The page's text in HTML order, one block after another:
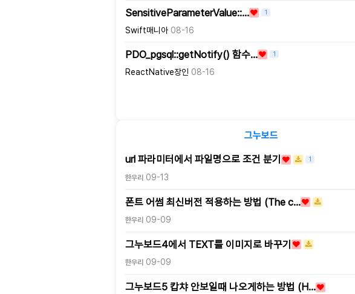
SensitiveParameterValue::… 1
Swift매니아 08-16
PDO_pgsql::getNotify() 함수… 1
ReactNative장인 08-16
그누보드
url 파라미터에서 파일명으로 조건 분기 1
한우리 09-13
폰트 어썸 최신버전 적용하는 방법 (The c…
한우리 09-09
그누보드4에서 TEXT를 이미지로 바꾸기
한우리 09-09
그누보드5 캅챠 안보일때 나오게하는 방법 (H…